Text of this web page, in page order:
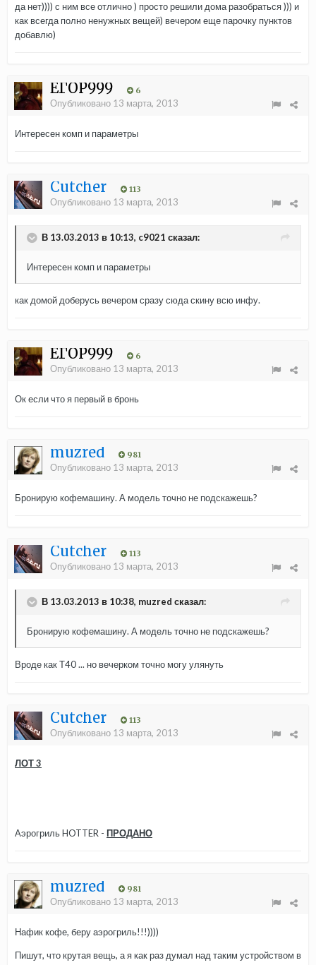
да нет)))) с ним все отлично ) просто решили дома разобраться ))) и
как всегда полно ненужных вещей) вечером еще парочку пунктов
добавлю)
ЕГОР999 6
Опубликовано 13 марта, 2013
Интересен комп и параметры
Cutcher 113
Опубликовано 13 марта, 2013
В 13.03.2013 в 10:13, c9021 сказал:
Интересен комп и параметры
как домой доберусь вечером сразу сюда скину всю инфу.
ЕГОР999 6
Опубликовано 13 марта, 2013
Ок если что я первый в бронь
muzred 981
Опубликовано 13 марта, 2013
Бронирую кофемашину. А модель точно не подскажешь?
Cutcher 113
Опубликовано 13 марта, 2013
В 13.03.2013 в 10:38, muzred сказал:
Бронирую кофемашину. А модель точно не подскажешь?
Вроде как Т40 ... но вечерком точно могу улянуть
Cutcher 113
Опубликовано 13 марта, 2013
ЛОТ 3
Аэрогриль HOTTER - ПРОДАНО
muzred 981
Опубликовано 13 марта, 2013
Нафик кофе, беру аэрогриль!!!))))
Пишут, что крутая вещь, а я как раз думал над таким устройством в